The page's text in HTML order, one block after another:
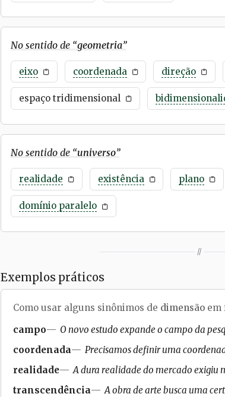
No sentido de “geometria”
eixo coordenada direção
espaço tridimensional
No sentido de “universo”
realidade existência plano
domínio paralelo
//
Exemplos práticos
Como usar alguns sinônimos de dimensão em
campo
O novo estudo expande o campo da
coordenada
Precisamos definir uma
realidade
A dura realidade do mercado exigiu
transcendência
A obra de arte busca uma